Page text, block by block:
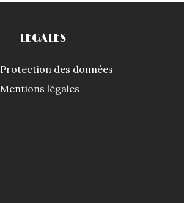
LEGALES
Protection des données
Mentions légales